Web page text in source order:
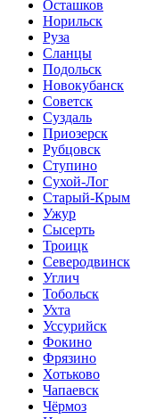
Осташков
Норильск
Руза
Сланцы
Подольск
Новокубанск
Советск
Суздаль
Приозерск
Рубцовск
Ступино
Сухой-Лог
Старый-Крым
Ужур
Сысерть
Троицк
Северодвинск
Углич
Тобольск
Ухта
Уссурийск
Фокино
Фрязино
Хотьково
Чапаевск
Чёрмоз